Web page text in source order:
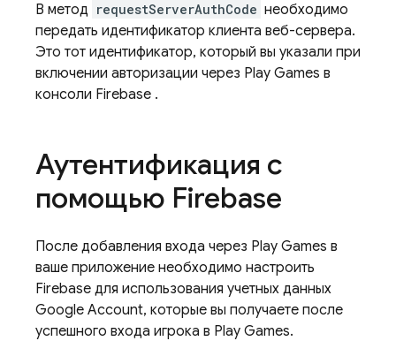
В метод requestServerAuthCode необходимо
передать идентификатор клиента веб-сервера.
Это тот идентификатор, который вы указали при
включении авторизации через Play Games в
консоли Firebase .
Аутентификация с
помощью Firebase
После добавления входа через Play Games в
ваше приложение необходимо настроить
Firebase для использования учетных данных
Google Account, которые вы получаете после
успешного входа игрока в Play Games.